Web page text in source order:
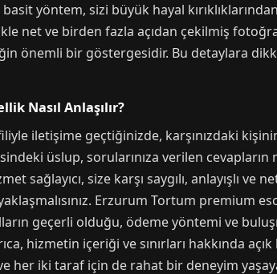
yöntem, sizi büyük hayal
net ve birden fazla açıdan çekilmiş
önemli bir göstergesidir. Bu detaylara
Nasıl Anlaşılır?
iletişime geçtiğinizde, karşınızdaki
üslup, sorularınıza verilen
sağlayıcı, size karşı saygılı, anlayışlı ve
Erzurum Tortum premium
geçerli olduğu, ödeme yöntemi ve
hizmetin içeriği ve sınırları hakkında
her iki taraf için de rahat bir deneyim